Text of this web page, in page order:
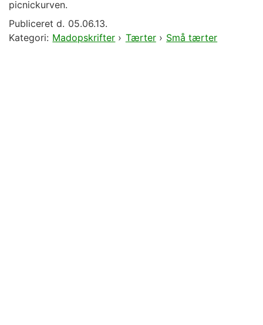
picnickurven.
Publiceret d. 05.06.13.
Kategori: Madopskrifter › Tærter› Små tærter